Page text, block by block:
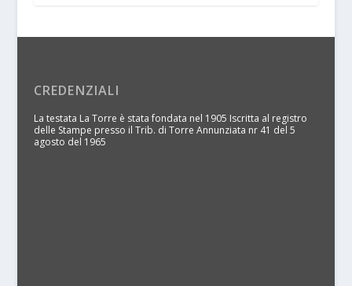
CREDENZIALI
La testata La Torre è stata fondata nel 1905 Iscritta al registro
delle Stampe presso il Trib. di Torre Annunziata nr 41 del 5
agosto del 1965